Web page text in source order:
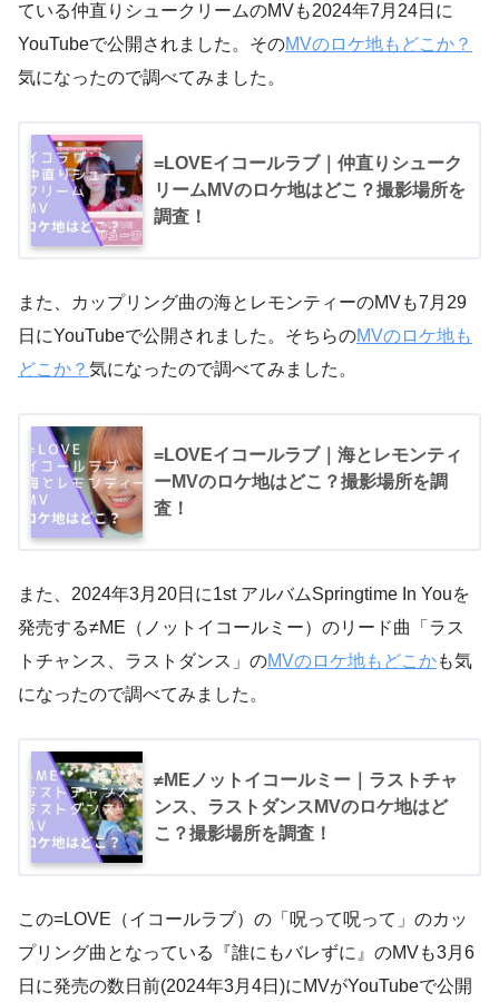
ている仲直りシュークリームのMVも2024年7月24日に
YouTubeで公開されました。そのMVのロケ地もどこか？
気になったので調べてみました。
=LOVEイコールラブ｜仲直りシューク
リームMVのロケ地はどこ？撮影場所を
調査！
また、カップリング曲の海とレモンティーのMVも7月29
日にYouTubeで公開されました。そちらのMVのロケ地も
どこか？ 気になったので調べてみました。
=LOVEイコールラブ｜海とレモンティ
ーMVのロケ地はどこ？撮影場所を調
査！
また、2024年3月20日に1st アルバムSpringtime In Youを
発売する≠ME（ノットイコールミー）のリード曲「ラス
トチャンス、ラストダンス」のMVのロケ地もどこかも気
になったので調べてみました。
≠MEノットイコールミー｜ラストチャ
ンス、ラストダンスMVのロケ地はど
こ？撮影場所を調査！
この=LOVE（イコールラブ）の「呪って呪って」のカッ
プリング曲となっている『誰にもバレずに』のMVも3月6
日に発売の数日前(2024年3月4日)にMVがYouTubeで公開